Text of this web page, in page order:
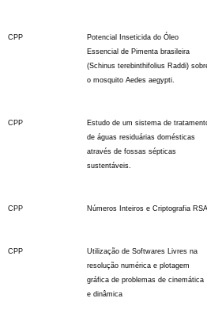
CPP
Potencial Inseticida do Óleo
Essencial de Pimenta brasileira
(Schinus terebinthifolius Raddi)
o mosquito Aedes aegypti.
CPP
Estudo de um sistema de
de águas residuárias domésticas
através de fossas sépticas
sustentáveis.
CPP Números Inteiros e Criptografia RSA
CPP
Utilização de Softwares Livres na
resolução numérica e plotagem
gráfica de problemas de cinemática
e dinâmica